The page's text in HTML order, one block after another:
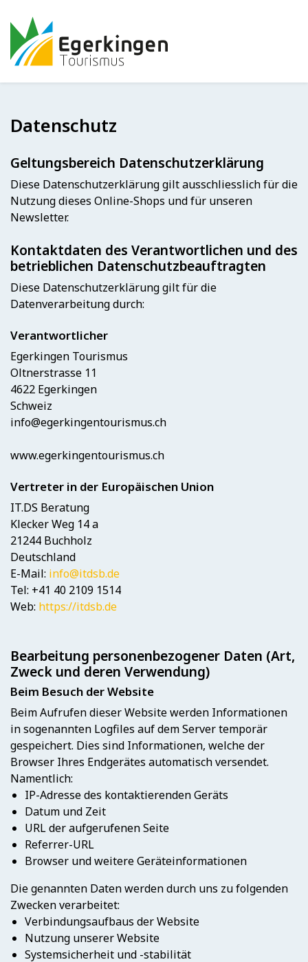
Datenschutz
Geltungsbereich Datenschutzerklärung
Diese Datenschutzerklärung gilt ausschliesslich für die
Nutzung dieses Online-Shops und für unseren
Newsletter.
Kontaktdaten des Verantwortlichen und des
betrieblichen Datenschutzbeauftragten
Diese Datenschutzerklärung gilt für die
Datenverarbeitung durch:
Verantwortlicher
Egerkingen Tourismus
Oltnerstrasse 11
4622 Egerkingen
Schweiz
info@egerkingentourismus.ch
www.egerkingentourismus.ch
Vertreter in der Europäischen Union
IT.DS Beratung
Klecker Weg 14 a
21244 Buchholz
Deutschland
E-Mail: info@itdsb.de
Tel: +41 40 2109 1514
Web: https://itdsb.de
Bearbeitung personenbezogener Daten (Art,
Zweck und deren Verwendung)
Beim Besuch der Website
Beim Aufrufen dieser Website werden Informationen
in sogenannten Logfiles auf dem Server temporär
gespeichert. Dies sind Informationen, welche der
Browser Ihres Endgerätes automatisch versendet.
Namentlich:
IP-Adresse des kontaktierenden Geräts
Datum und Zeit
URL der aufgerufenen Seite
Referrer-URL
Browser und weitere Geräteinformationen
Die genannten Daten werden durch uns zu folgenden
Zwecken verarbeitet:
Verbindungsaufbaus der Website
Nutzung unserer Website
Systemsicherheit und -stabilität